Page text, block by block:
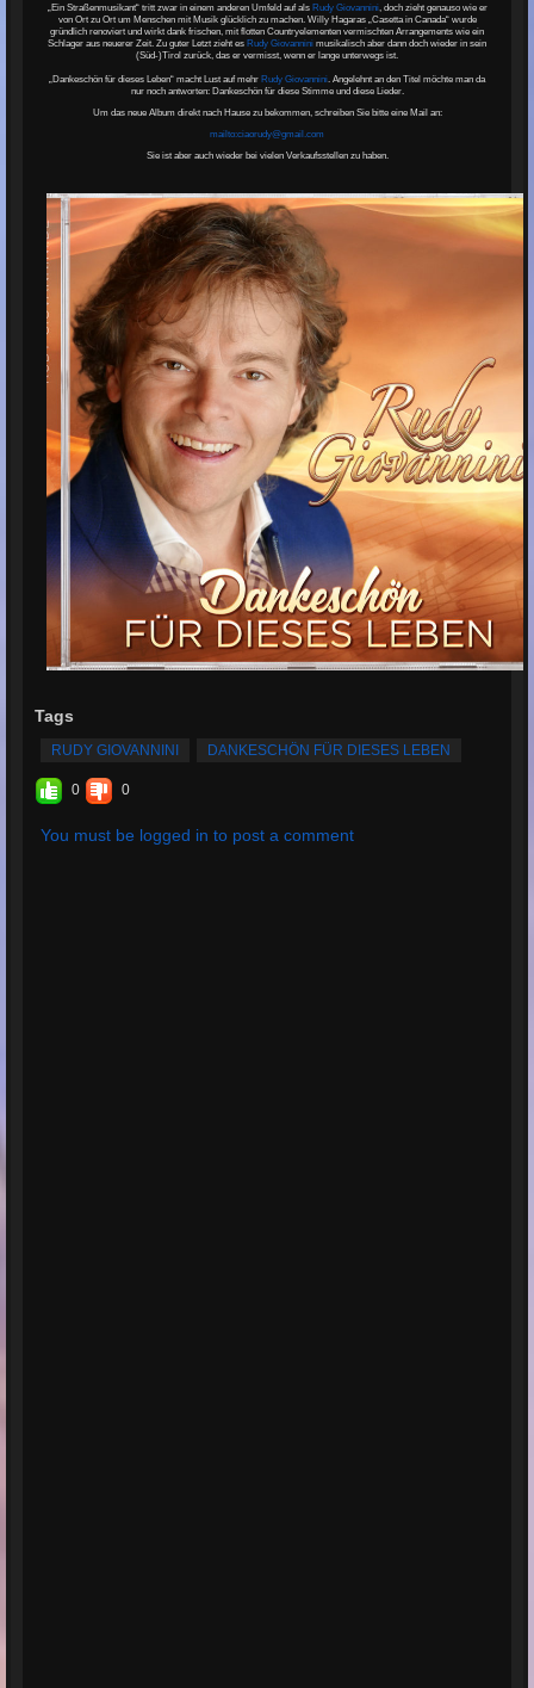
„Ein Straßenmusikant“ tritt zwar in einem anderen Umfeld auf als Rudy Giovannini, doch zieht genauso wie er
von Ort zu Ort um Menschen mit Musik glücklich zu machen. Willy Hagaras „Casetta in Canada“ wurde
gründlich renoviert und wirkt dank frischen, mit flotten Countryelementen vermischten Arrangements wie ein
Schlager aus neuerer Zeit. Zu guter Letzt zieht es Rudy Giovannini musikalisch aber dann doch wieder in sein
(Süd-)Tirol zurück, das er vermisst, wenn er lange unterwegs ist.
„Dankeschön für dieses Leben“ macht Lust auf mehr Rudy Giovannini . Angelehnt an den Titel möchte man da
nur noch antworten: Dankeschön für diese Stimme und diese Lieder.
Um das neue Album direkt nach Hause zu bekommen, schreiben Sie bitte eine Mail an:
mailto:ciaorudy@gmail.com
Sie ist aber auch wieder bei vielen Verkaufsstellen zu haben.
Tags
RUDY GIOVANNINI DANKESCHÖN FÜR DIESES LEBEN
0 0
You must be logged in to post a comment